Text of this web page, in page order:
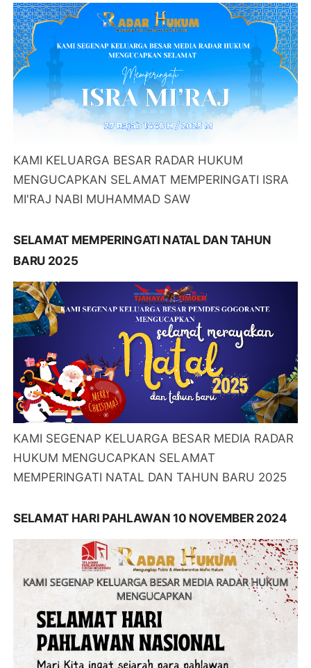
KAMI KELUARGA BESAR RADAR HUKUM
MENGUCAPKAN SELAMAT MEMPERINGATI ISRA
MI'RAJ NABI MUHAMMAD SAW
SELAMAT MEMPERINGATI NATAL DAN TAHUN
BARU 2025
KAMI SEGENAP KELUARGA BESAR MEDIA RADAR
HUKUM MENGUCAPKAN SELAMAT
MEMPERINGATI NATAL DAN TAHUN BARU 2025
SELAMAT HARI PAHLAWAN 10 NOVEMBER 2024